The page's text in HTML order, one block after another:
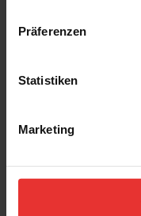
Präferenzen
Statistiken
Marketing
Project